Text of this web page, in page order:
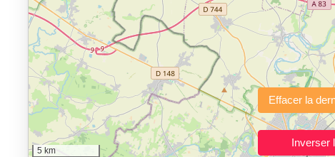
"Calcul d'itinéraires"
est un outil gratuit et sans inscription
Fonctionnalités principales : tracé interactif point par point ou
avec options de lissage, export en trace GPX,
Public cible :
strong> sportifs de loisir et compétiteurs
Sports et activités
5 km